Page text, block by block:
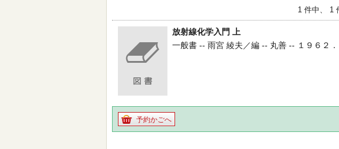
1 件中、 1
放射線化学入門 上
一般書 -- 雨宮 綾夫／編 -- 丸善 -- １９６２
予約かごへ